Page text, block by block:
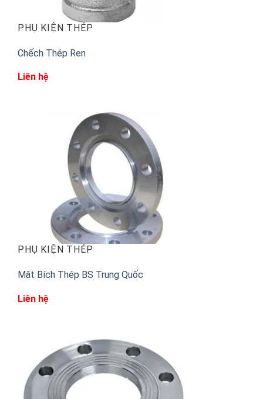
PHỤ KIỆN THÉP
Chếch Thép Ren
Liên hệ
PHỤ KIỆN THÉP
Mặt Bích Thép BS Trung Quốc
Liên hệ